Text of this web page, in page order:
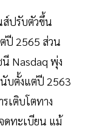
ส์ปรับตัวขึ้น
ปี 2565 ส่วน
Nasdaq พุ่ง
บตั้งแต่ปี 2563
เติบโตทาง
ดทะเบียน แม้